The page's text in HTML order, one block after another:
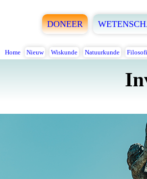
DONEER
Home Nieuw Wiskunde Natuurkunde